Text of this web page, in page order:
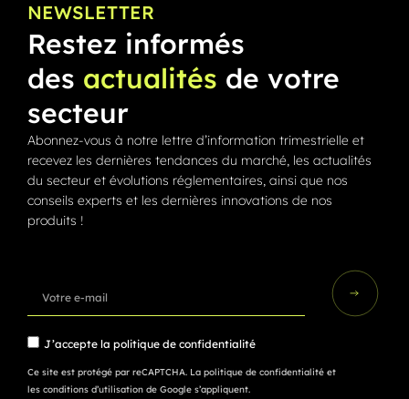
NEWSLETTER
Restez informés
des actualités de votre
secteur
Abonnez-vous à notre lettre d’information trimestrielle et
recevez les dernières tendances du marché, les actualités
du secteur et évolutions réglementaires, ainsi que nos
conseils experts et les dernières innovations de nos
produits !
J’accepte la politique de confidentialité
Ce site est protégé par reCAPTCHA. La politique de confidentialité et
les conditions d’utilisation de Google s’appliquent.